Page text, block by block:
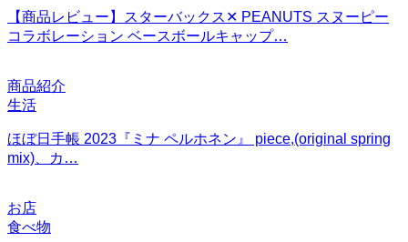
【商品レビュー】スターバックス✕ PEANUTS スヌーピー
コラボレーション ベースボールキャップ…
商品紹介
生活
ほぼ日手帳 2023『ミナ ペルホネン』 piece,(original spring
mix)、カ…
お店
食べ物